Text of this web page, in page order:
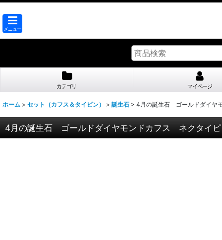
メニュー
カテゴリ マイページ
ホーム > セット（カフス＆タイピン） > 誕生石 > 4月の誕生石 ゴールドダイヤ
4月の誕生石 ゴールドダイヤモンドカフス ネクタイピ